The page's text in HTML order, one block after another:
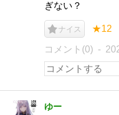
ぎない？
ナイス ★12
コメント(0)
ゆー